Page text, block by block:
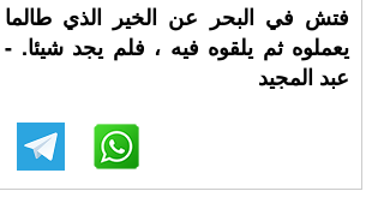
فتش في البحر عن الخير الذي
يعملوه ثم يلقوه فيه ، فلم يجد
عبد المجيد